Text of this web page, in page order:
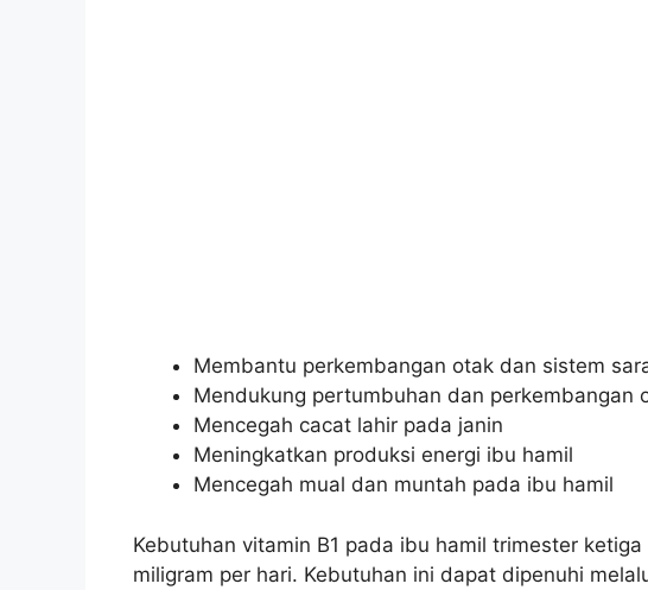
Membantu perkembangan otak dan sistem
Mendukung pertumbuhan dan perkembangan
Mencegah cacat lahir pada janin
Meningkatkan produksi energi ibu hamil
Mencegah mual dan muntah pada ibu hamil
Kebutuhan vitamin B1 pada ibu hamil trimester
miligram per hari. Kebutuhan ini dapat dipenuhi